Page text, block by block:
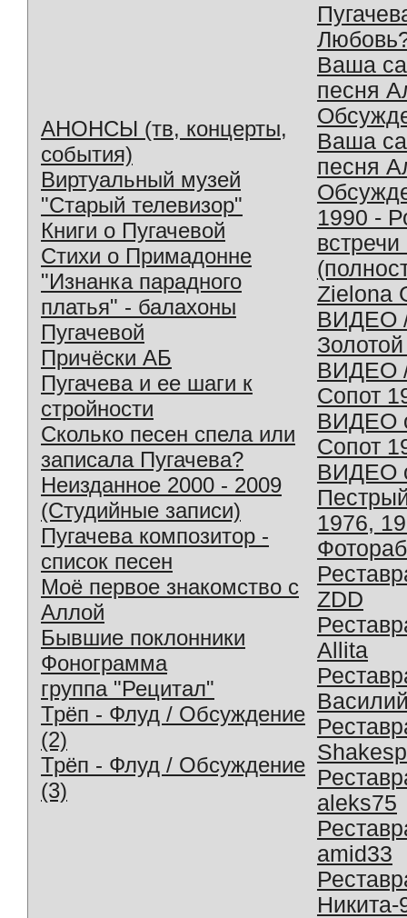
АНОНСЫ (тв, концерты,
события)
Виртуальный музей
"Старый телевизор"
Книги о Пугачевой
Стихи о Примадонне
"Изнанка парадного
платья" - балахоны
Пугачевой
Причёски АБ
Пугачева и ее шаги к
стройности
Сколько песен спела или
записала Пугачева?
Неизданное 2000 - 2009
(Студийные записи)
Пугачева композитор -
список песен
Моё первое знакомство с
Аллой
Бывшие поклонники
Фонограмма
группа "Рецитал"
Трёп - Флуд / Обсуждение
(2)
Трёп - Флуд / Обсуждение
(3)
Ваша
песня
Ваша
песня
1990 -
Zielona
ВИДЕО
ВИДЕО
Сопот
ВИДЕО
Сопот
ВИДЕО
1976,
ZDD
Allita
aleks75
amid33
Никита-